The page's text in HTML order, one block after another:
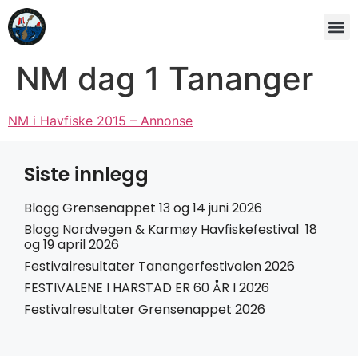
NM dag 1 Tananger
NM i Havfiske 2015 – Annonse
Siste innlegg
Blogg Grensenappet 13 og 14 juni 2026
Blogg Nordvegen & Karmøy Havfiskefestival 18
og 19 april 2026
Festivalresultater Tanangerfestivalen 2026
FESTIVALENE I HARSTAD ER 60 ÅR I 2026
Festivalresultater Grensenappet 2026